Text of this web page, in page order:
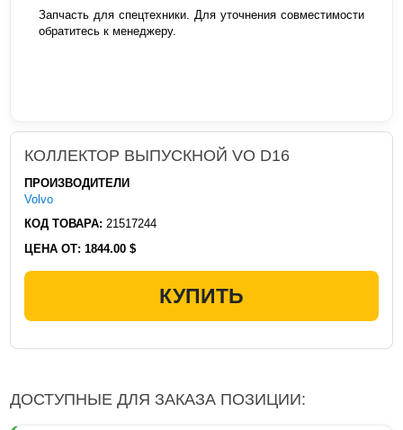
Запчасть для спецтехники. Для уточнения совместимости
обратитесь к менеджеру.
КОЛЛЕКТОР ВЫПУСКНОЙ VO D16
ПРОИЗВОДИТЕЛИ
Volvo
КОД ТОВАРА: 21517244
ЦЕНА ОТ: 1844.00 $
КУПИТЬ
ДОСТУПНЫЕ ДЛЯ ЗАКАЗА ПОЗИЦИИ: